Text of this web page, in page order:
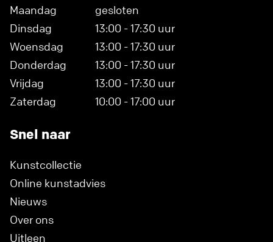
Maandag
gesloten
Dinsdag
13:00 - 17:30 uur
Woensdag
13:00 - 17:30 uur
Donderdag
13:00 - 17:30 uur
Vrijdag
13:00 - 17:30 uur
Zaterdag
10:00 - 17:00 uur
Snel naar
Kunstcollectie
Online kunstadvies
Nieuws
Over ons
Uitleen